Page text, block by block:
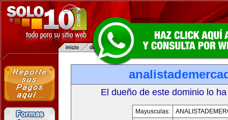
El dueño de este dominio lo
Mayusculas: